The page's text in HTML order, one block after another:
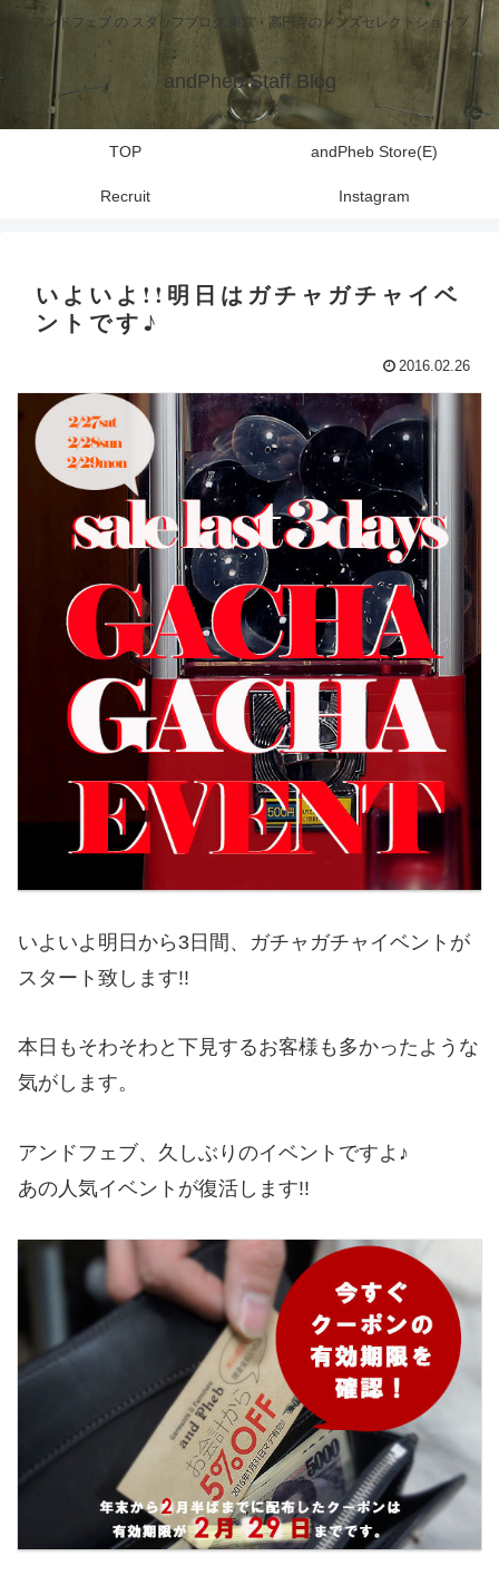
アンドフェブ の スタッフブログ 東京・高円寺のメンズセレクトショップ
andPheb Staff Blog
TOP andPheb Store(E)
Recruit Instagram
いよいよ!!明日はガチャガチャイベ
ントです♪
2016.02.26
いよいよ明日から3日間、ガチャガチャイベントが
スタート致します!!
本日もそわそわと下見するお客様も多かったような
気がします。
アンドフェブ、久しぶりのイベントですよ♪
あの人気イベントが復活します!!